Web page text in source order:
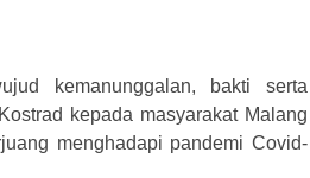
kemanunggalan, bakti serta
kepada masyarakat Malang
menghadapi pandemi Covid-